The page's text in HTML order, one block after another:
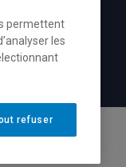
permettent
les
refuser